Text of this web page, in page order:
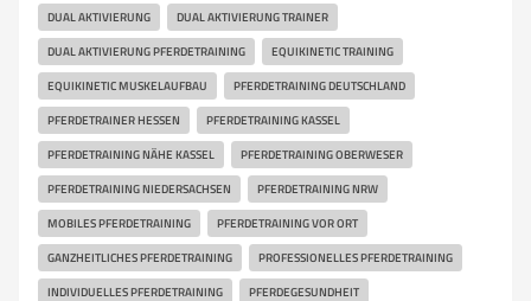
DUAL AKTIVIERUNG DUAL AKTIVIERUNG TRAINER
DUAL AKTIVIERUNG PFERDETRAINING EQUIKINETIC TRAINING
EQUIKINETIC MUSKELAUFBAU PFERDETRAINING DEUTSCHLAND
PFERDETRAINER HESSEN PFERDETRAINING KASSEL
PFERDETRAINING NÄHE KASSEL PFERDETRAINING OBERWESER
PFERDETRAINING NIEDERSACHSEN PFERDETRAINING NRW
MOBILES PFERDETRAINING PFERDETRAINING VOR ORT
GANZHEITLICHES PFERDETRAINING PROFESSIONELLES PFERDETRAINING
INDIVIDUELLES PFERDETRAINING PFERDEGESUNDHEIT